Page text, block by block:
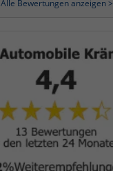
Alle Bewertungen anzeigen >